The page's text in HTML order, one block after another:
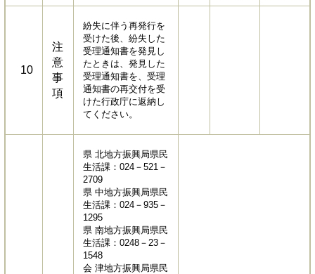
10
注
意
事
項
紛失に伴う再発行を
受けた後、紛失した
受理通知書を発見し
たときは、発見した
受理通知書を、受理
通知書の再交付を受
けた行政庁に返納し
てください。
県 北地方振興局県民
生活課：024－521－
2709
県 中地方振興局県民
生活課：024－935－
1295
県 南地方振興局県民
生活課：0248－23－
1548
会 津地方振興局県民